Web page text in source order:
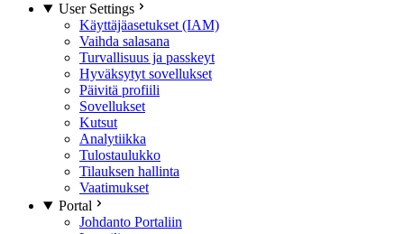
User Settings
Käyttäjäasetukset (IAM)
Vaihda salasana
Turvallisuus ja passkeyt
Hyväksytyt sovellukset
Päivitä profiili
Sovellukset
Kutsut
Analytiikka
Tulostaulukko
Tilauksen hallinta
Vaatimukset
Portal
Johdanto Portaliin